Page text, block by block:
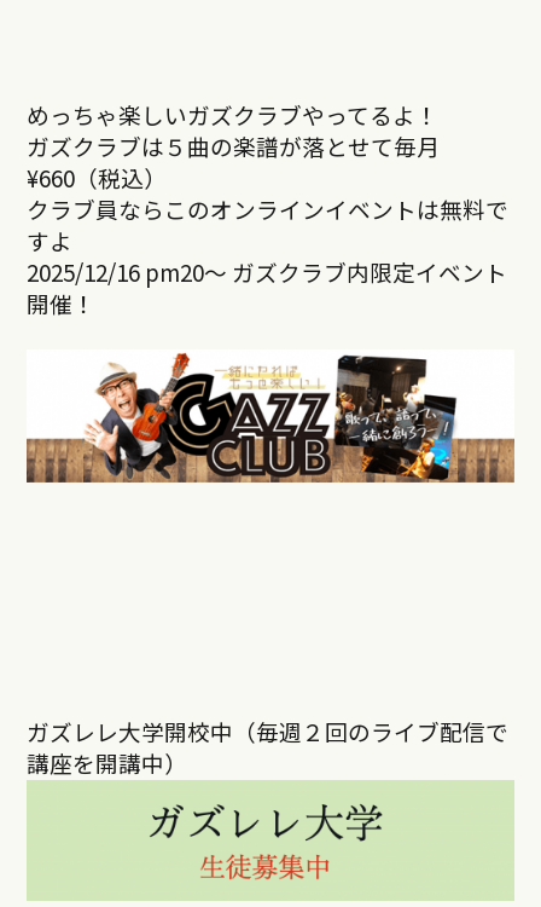
めっちゃ楽しいガズクラブやってるよ！
ガズクラブは５曲の楽譜が落とせて毎月
¥660（税込）
クラブ員ならこのオンラインイベントは無料で
すよ
2025/12/16 pm20～ ガズクラブ内限定イベント
開催！
ガズレレ大学開校中（毎週２回のライブ配信で
講座を開講中）